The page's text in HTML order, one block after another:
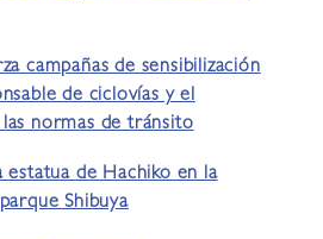
campañas de sensibilización
de ciclovías y el
normas de tránsito
estatua de Hachiko en la
Shibuya